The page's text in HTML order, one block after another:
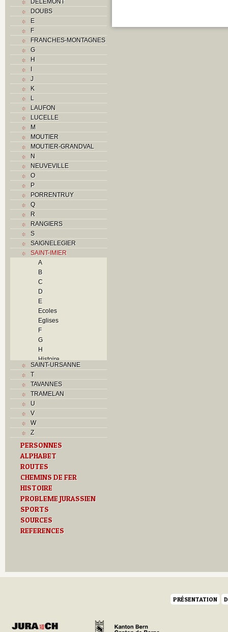
DOUBS
E
F
FRANCHES-MONTAGNES
G
H
I
J
K
L
LAUFON
LUCELLE
M
MOUTIER
MOUTIER-GRANDVAL
N
NEUVEVILLE
O
P
PORRENTRUY
Q
R
RANGIERS
S
SAIGNELEGIER
SAINT-IMIER
A
B
C
D
E
Ecoles
Eglises
F
G
H
Histoire
I
J
K
P
Problème jurassien
Q
R
S
T
Textes
U
Z
SAINT-URSANNE
T
TAVANNES
TRAMELAN
U
V
W
Z
PERSONNES
ALPHABET
ROUTES
CHEMINS DE FER
HISTOIRE
PROBLEME JURASSIEN
SPORTS
SOURCES
REFERENCES
PRÉSENTATION